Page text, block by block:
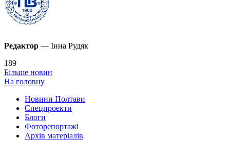
Редактор — Інна Рудяк
189
Більше новин
На головну
Новини Полтави
Спецпроекти
Блоги
Фоторепортажі
Архів матеріалів